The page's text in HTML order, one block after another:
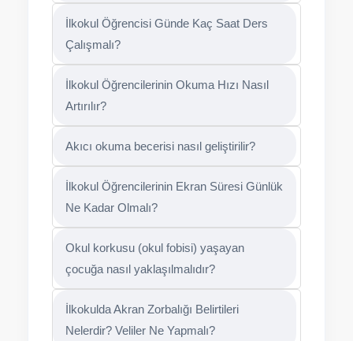
İlkokul Öğrencisi Günde Kaç Saat Ders
Çalışmalı?
İlkokul Öğrencilerinin Okuma Hızı Nasıl
Artırılır?
Akıcı okuma becerisi nasıl geliştirilir?
İlkokul Öğrencilerinin Ekran Süresi Günlük
Ne Kadar Olmalı?
Okul korkusu (okul fobisi) yaşayan
çocuğa nasıl yaklaşılmalıdır?
İlkokulda Akran Zorbalığı Belirtileri
Nelerdir? Veliler Ne Yapmalı?